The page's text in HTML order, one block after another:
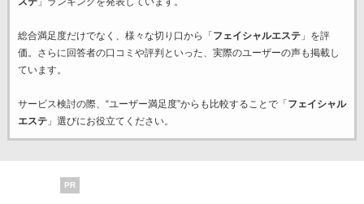
総合満足度だけでなく、様々な切り口から「 フェイシャルエステ」を評
価。さらに回答者の口コミや評判といった、実際のユーザーの声も掲載し
ています。
サービス検討の際、“ユーザー満足度”からも比較することで「 フェイシャル
エステ」選びにお役立てください。
PR